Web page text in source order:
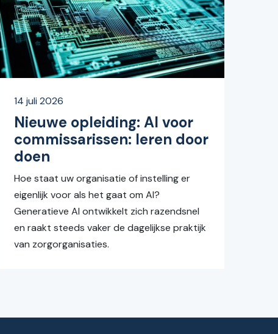
Nieuwe opleiding: AI voor
commissarissen: leren door
doen
14 juli 2026
Hoe staat uw organisatie of instelling er
eigenlijk voor als het gaat om AI?
Generatieve AI ontwikkelt zich razendsnel
en raakt steeds vaker de dagelijkse praktijk
van zorgorganisaties.